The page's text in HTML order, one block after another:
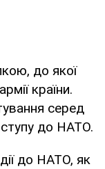
до якої
країни.
серед
до НАТО.
до НАТО, як